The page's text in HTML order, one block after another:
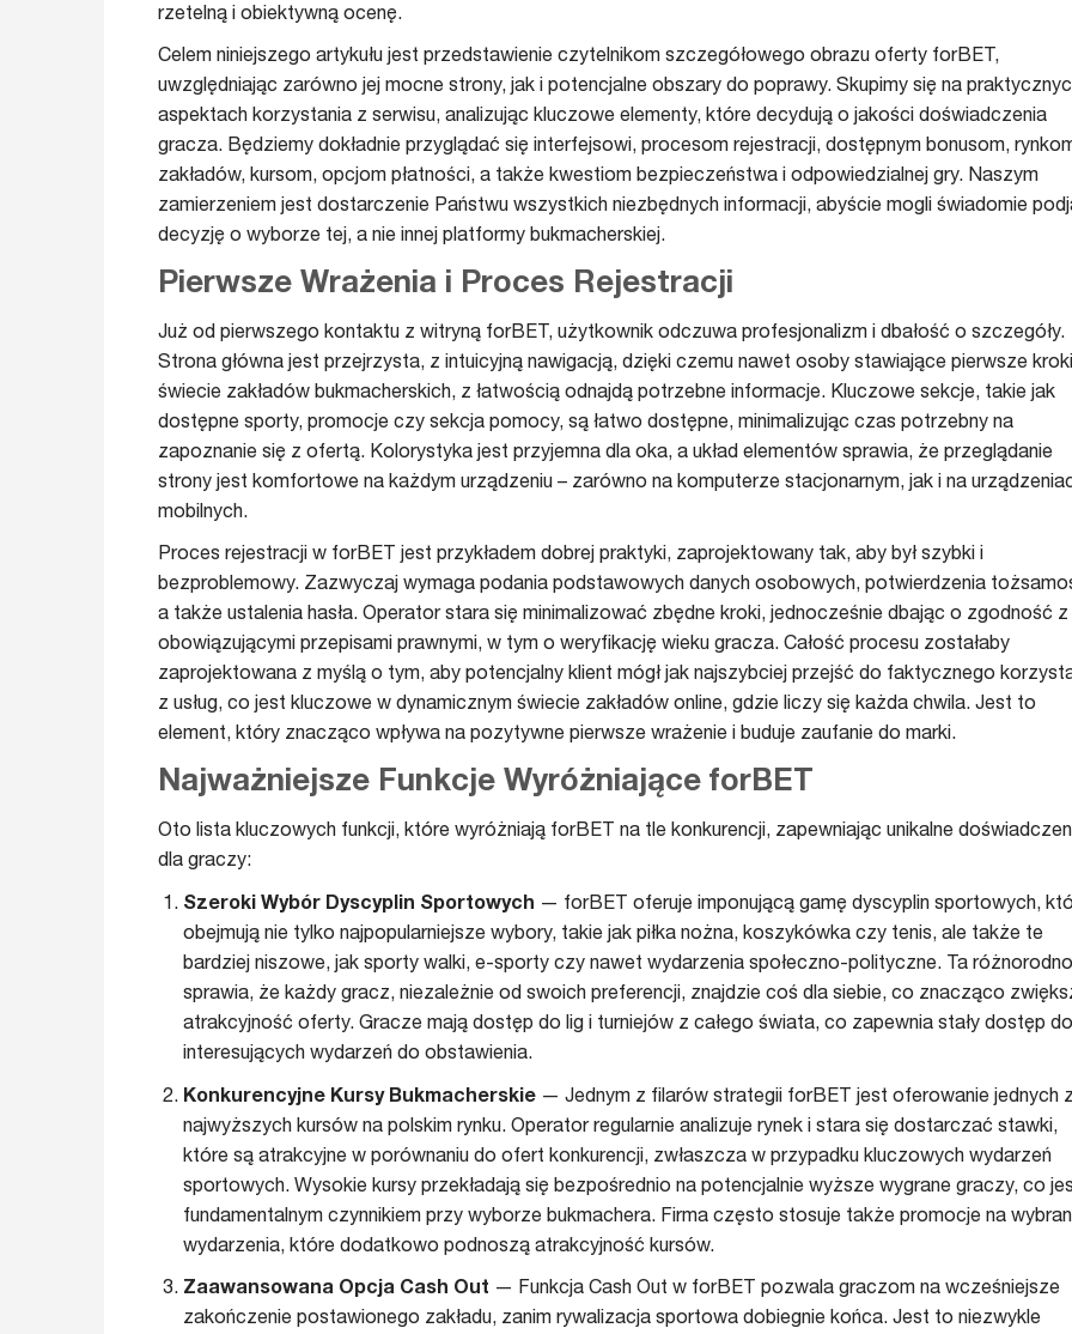
rzetelną i obiektywną ocenę.
Celem niniejszego artykułu jest przedstawienie czytelnikom szczegółowego obrazu oferty forBET,
uwzględniając zarówno jej mocne strony, jak i potencjalne obszary do poprawy. Skupimy się na
aspektach korzystania z serwisu, analizując kluczowe elementy, które decydują o jakości doświadczenia
gracza. Będziemy dokładnie przyglądać się interfejsowi, procesom rejestracji, dostępnym bonusom,
zakładów, kursom, opcjom płatności, a także kwestiom bezpieczeństwa i odpowiedzialnej gry. Naszym
zamierzeniem jest dostarczenie Państwu wszystkich niezbędnych informacji, abyście mogli świadomie
decyzję o wyborze tej, a nie innej platformy bukmacherskiej.
Pierwsze Wrażenia i Proces Rejestracji
Już od pierwszego kontaktu z witryną forBET, użytkownik odczuwa profesjonalizm i dbałość o szczegóły.
Strona główna jest przejrzysta, z intuicyjną nawigacją, dzięki czemu nawet osoby stawiające pierwsze
świecie zakładów bukmacherskich, z łatwością odnajdą potrzebne informacje. Kluczowe sekcje, takie jak
dostępne sporty, promocje czy sekcja pomocy, są łatwo dostępne, minimalizując czas potrzebny na
zapoznanie się z ofertą. Kolorystyka jest przyjemna dla oka, a układ elementów sprawia, że przeglądanie
strony jest komfortowe na każdym urządzeniu – zarówno na komputerze stacjonarnym, jak i na
mobilnych.
Proces rejestracji w forBET jest przykładem dobrej praktyki, zaprojektowany tak, aby był szybki i
bezproblemowy. Zazwyczaj wymaga podania podstawowych danych osobowych, potwierdzenia
a także ustalenia hasła. Operator stara się minimalizować zbędne kroki, jednocześnie dbając o zgodność z
obowiązującymi przepisami prawnymi, w tym o weryfikację wieku gracza. Całość procesu zostałaby
zaprojektowana z myślą o tym, aby potencjalny klient mógł jak najszybciej przejść do faktycznego
z usług, co jest kluczowe w dynamicznym świecie zakładów online, gdzie liczy się każda chwila. Jest to
element, który znacząco wpływa na pozytywne pierwsze wrażenie i buduje zaufanie do marki.
Najważniejsze Funkcje Wyróżniające forBET
Oto lista kluczowych funkcji, które wyróżniają forBET na tle konkurencji, zapewniając unikalne
dla graczy:
Szeroki Wybór Dyscyplin Sportowych — forBET oferuje imponującą gamę dyscyplin sportowych,
obejmują nie tylko najpopularniejsze wybory, takie jak piłka nożna, koszykówka czy tenis, ale także te
bardziej niszowe, jak sporty walki, e-sporty czy nawet wydarzenia społeczno-polityczne. Ta
sprawia, że każdy gracz, niezależnie od swoich preferencji, znajdzie coś dla siebie, co znacząco
atrakcyjność oferty. Gracze mają dostęp do lig i turniejów z całego świata, co zapewnia stały dostęp do
interesujących wydarzeń do obstawienia.
Konkurencyjne Kursy Bukmacherskie— Jednym z filarów strategii forBET jest oferowanie jednych z
najwyższych kursów na polskim rynku. Operator regularnie analizuje rynek i stara się dostarczać stawki,
które są atrakcyjne w porównaniu do ofert konkurencji, zwłaszcza w przypadku kluczowych wydarzeń
sportowych. Wysokie kursy przekładają się bezpośrednio na potencjalnie wyższe wygrane graczy, co
fundamentalnym czynnikiem przy wyborze bukmachera. Firma często stosuje także promocje na
wydarzenia, które dodatkowo podnoszą atrakcyjność kursów.
Zaawansowana Opcja Cash Out — Funkcja Cash Out w forBET pozwala graczom na wcześniejsze
zakończenie postawionego zakładu, zanim rywalizacja sportowa dobiegnie końca. Jest to niezwykle